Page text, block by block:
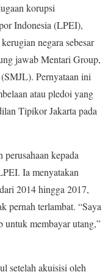
korupsi
Indonesia (LPEI),
negara sebesar
jawab Mentari Group,
Pernyataan ini
atau pledoi yang
Tipikor Jakarta pada
kepada
Ia menyatakan
2014 hingga 2017,
pernah terlambat. “Saya
untuk membayar utang,”
setelah akuisisi oleh